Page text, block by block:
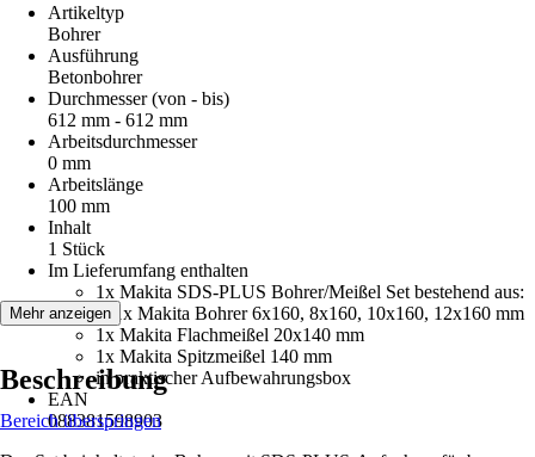
Artikeltyp
Bohrer
Ausführung
Betonbohrer
Durchmesser (von - bis)
612 mm - 612 mm
Arbeitsdurchmesser
0 mm
Arbeitslänge
100 mm
Inhalt
1 Stück
Im Lieferumfang enthalten
1x Makita SDS-PLUS Bohrer/Meißel Set bestehend aus:
je 1x Makita Bohrer 6x160, 8x160, 10x160, 12x160 mm
1x Makita Flachmeißel 20x140 mm
1x Makita Spitzmeißel 140 mm
in praktischer Aufbewahrungsbox
EAN
088381598903
Mehr anzeigen
Beschreibung
Bereich überspringen